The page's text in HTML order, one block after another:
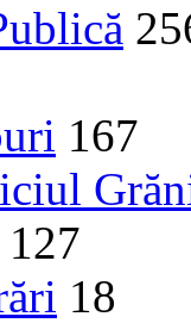
167
127
18